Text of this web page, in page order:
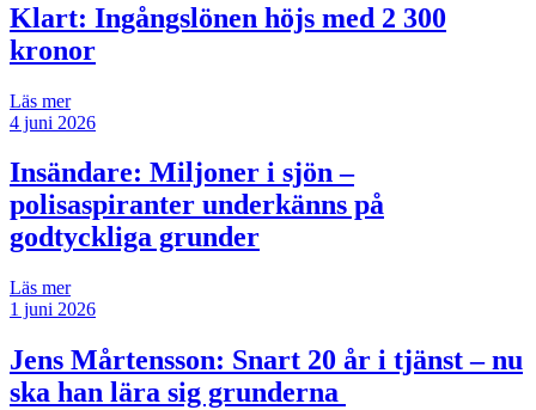
Klart: Ingångslönen höjs med 2 300
kronor
Läs mer
4 juni 2026
Insändare: Miljoner i sjön –
polisaspiranter underkänns på
godtyckliga grunder
Läs mer
1 juni 2026
Jens Mårtensson: Snart 20 år i tjänst – nu
ska han lära sig grunderna